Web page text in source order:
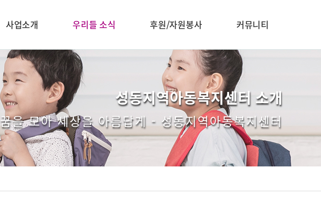
사업소개 우리들 소식 후원/자원봉사 커뮤니티
성동지역아동복지센터 소개
꿈을 모아 세상을 아름답게 - 성동지역아동복지센터